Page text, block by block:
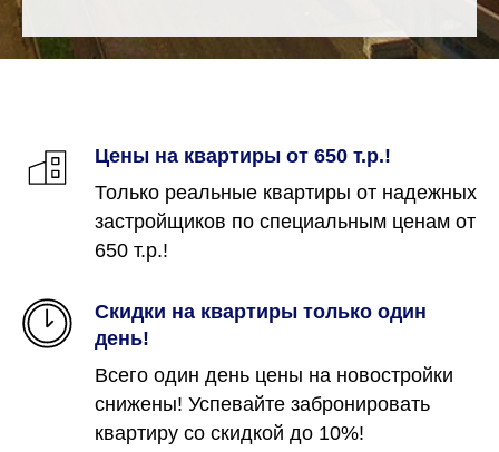
Цены на квартиры от 650 т.р.!
Только реальные квартиры от надежных
застройщиков по специальным ценам от
650 т.р.!
Скидки на квартиры только один
день!
Всего один день цены на новостройки
снижены! Успевайте забронировать
квартиру со скидкой до 10%!